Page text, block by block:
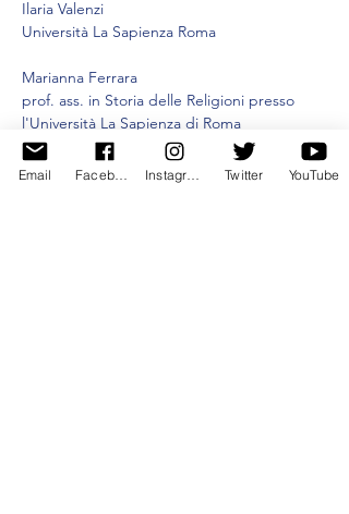
Ilaria Valenzi
Università La Sapienza Roma
Marianna Ferrara
prof. ass. in Storia delle Religioni presso
l'Università La Sapienza di Roma
E PER LE CURATRICI DEL VOLUME
Email Twitter YouTube